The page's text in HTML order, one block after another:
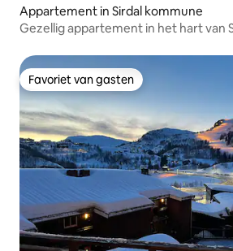
Appartement in Sirdal kommune
Gezellig appartement in het hart van
Favoriet van gasten
Favoriet van gasten